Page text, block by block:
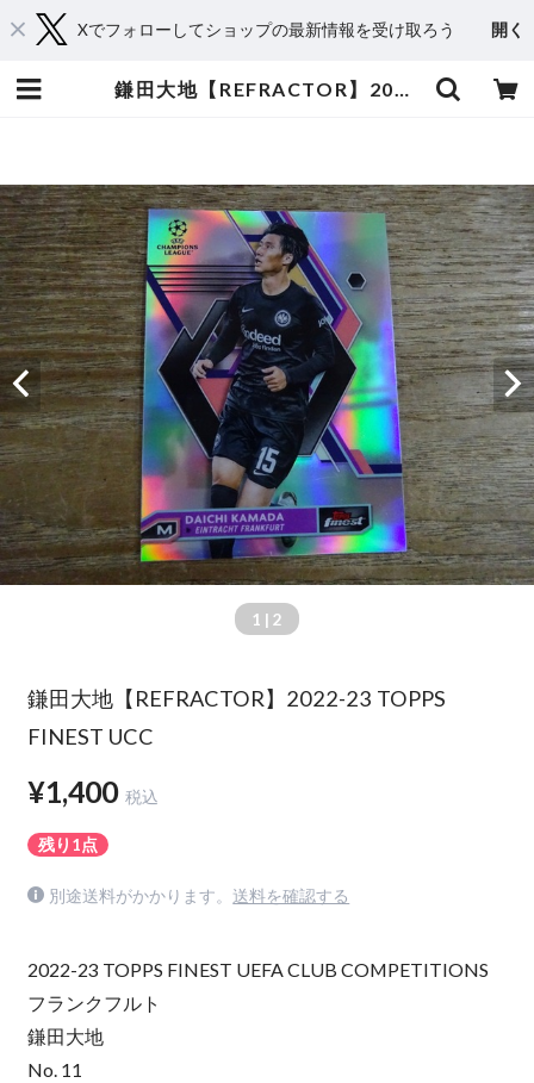
Xでフォローしてショップの最新情報を受け取ろう 開く
鎌田大地【REFRACTOR】2022-23 TOPPS FINEST UCC | スポーツカードミントC&K本厚木店－オンラインショップ
1 | 2
鎌田大地【REFRACTOR】2022-23 TOPPS
FINEST UCC
¥1,400 税込
残り1点
別途送料がかかります。 送料を確認する
2022-23 TOPPS FINEST UEFA CLUB COMPETITIONS
フランクフルト
鎌田大地
No. 11